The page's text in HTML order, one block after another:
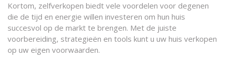
Kortom, zelfverkopen biedt vele voordelen voor degenen
die de tijd en energie willen investeren om hun huis
succesvol op de markt te brengen. Met de juiste
voorbereiding, strategieën en tools kunt u uw huis verkopen
op uw eigen voorwaarden.